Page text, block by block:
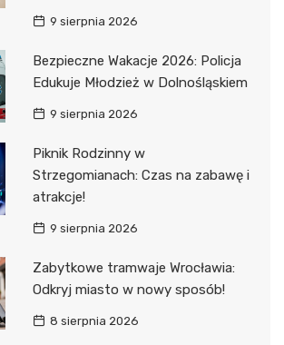
9 sierpnia 2026
Bezpieczne Wakacje 2026: Policja
Edukuje Młodzież w Dolnośląskiem
9 sierpnia 2026
Piknik Rodzinny w
Strzegomianach: Czas na zabawę i
atrakcje!
9 sierpnia 2026
Zabytkowe tramwaje Wrocławia:
Odkryj miasto w nowy sposób!
8 sierpnia 2026